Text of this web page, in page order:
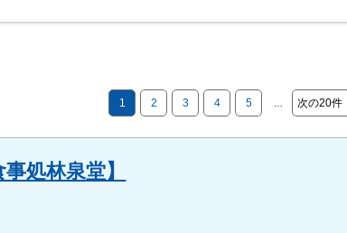
1 2 3 4 5 次の20件
処林泉堂】